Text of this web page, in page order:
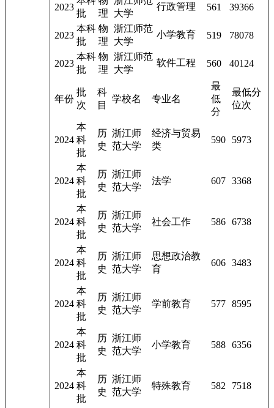
2023
批
理
大学
行政管理 561 39366
2023
本科
批
物
理
浙江师范
大学
小学教育 519 78078
2023
本科
批
物
理
浙江师范
大学
软件工程 560 40124
年份
批
次
科
目
学校名 专业名
最
低
分
最低分
位次
2024
本
科
批
历
史
浙江师
范大学
经济与贸易
类
590 5973
2024
本
科
批
历
史
浙江师
范大学
法学 607 3368
2024
本
科
批
历
史
浙江师
范大学
社会工作 586 6738
2024
本
科
批
历
史
浙江师
范大学
思想政治教
育
606 3483
2024
本
科
批
历
史
浙江师
范大学
学前教育 577 8595
2024
本
科
批
历
史
浙江师
范大学
小学教育 588 6356
2024
本
科
批
历
史
浙江师
范大学
特殊教育 582 7518